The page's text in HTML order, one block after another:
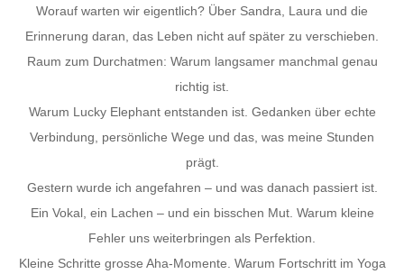
Worauf warten wir eigentlich? Über Sandra, Laura und die
Erinnerung daran, das Leben nicht auf später zu verschieben.
Raum zum Durchatmen: Warum langsamer manchmal genau
richtig ist.
Warum Lucky Elephant entstanden ist. Gedanken über echte
Verbindung, persönliche Wege und das, was meine Stunden
prägt.
Gestern wurde ich angefahren – und was danach passiert ist.
Ein Vokal, ein Lachen – und ein bisschen Mut. Warum kleine
Fehler uns weiterbringen als Perfektion.
Kleine Schritte grosse Aha-Momente. Warum Fortschritt im Yoga